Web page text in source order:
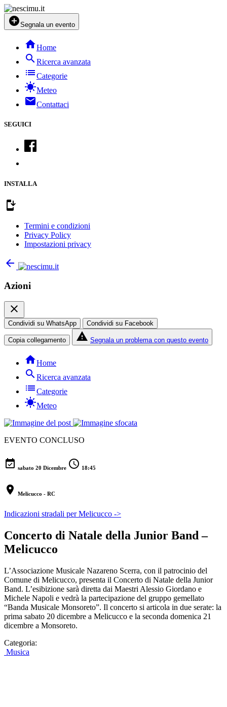
add_circleSegnala un evento
homeHome
searchRicerca avanzata
listCategorie
sunnyMeteo
mailContattaci
SEGUICI
INSTALLA
install_mobile
Termini e condizioni
Privacy Policy
Impostazioni privacy
arrow_back
Azioni
close
Condividi su WhatsApp Condividi su Facebook
Copia collegamento report_problem Segnala un problema con questo evento
homeHome
searchRicerca avanzata
listCategorie
sunnyMeteo
EVENTO CONCLUSO
event_available sabato 20 Dicembre schedule 18:45
location_on Melicucco - RC
Indicazioni stradali per Melicucco ->
Concerto di Natale della Junior Band –
Melicucco
L’Associazione Musicale Nazareno Scerra, con il patrocinio del
Comune di Melicucco, presenta il Concerto di Natale della Junior
Band. L’esibizione sarà diretta dai Maestri Alessio Giordano e
Michele Napoli e vedrà la partecipazione del gruppo gemellato
“Banda Musicale Monsoreto”. Il concerto si articola in due serate: la
prima sabato 20 dicembre a Melicucco e la seconda domenica 21
dicembre a Monsoreto.
Categoria:
Musica